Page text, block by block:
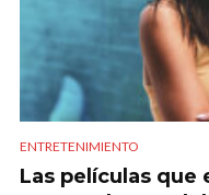
ENTRETENIMIENTO
Las películas